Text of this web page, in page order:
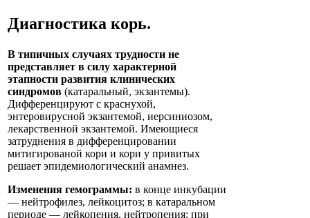
Диагностика корь.
В типичных случаях трудности не
представляет в силу характерной
этапности развития клинических
синдромов (катаральный, экзантемы).
Дифференцируют с краснухой,
энтеровирусной экзантемой, иерсиниозом,
лекарственной экзантемой. Имеющиеся
затруднения в дифференцировании
митигированой кори и кори у привитых
решает эпидемиологический анамнез.
Изменения гемограммы: в конце инкубации
— нейтрофилез, лейкоцитоз; в катаральном
периоде — лейкопения, нейтропения; при